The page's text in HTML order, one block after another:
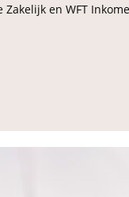
Zakelijk en WFT